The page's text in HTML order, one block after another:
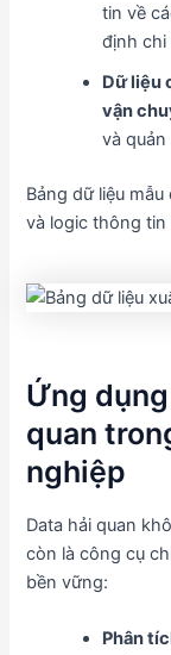
tin về
định chi
Dữ liệu
vận
và
Bảng dữ liệu
và logic thông
Ứng
quan
nghiệp
Data hải quan
còn là công cụ
bền vững:
Phân